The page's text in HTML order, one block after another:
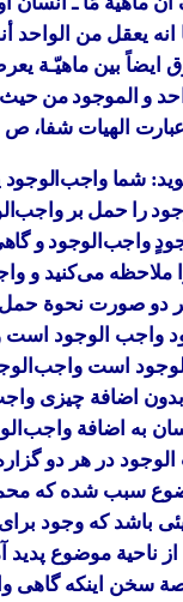
یعقل من الواحد
ایضاً بین ماهیّـة‌
و الموجود من
الهیات شفا، ص 345-344).
شما واجب‌الوجود
را حمل بر
واجب‌الوجود و
ملاحظه می‌کنید و
دو صورت نحوة
واجب الوجود است
است
اضافة چیزی
به اضافة
در هر دو
سبب شده که
باشد که وجود
ناحیة موضوع پدید
سخن اینکه گاهی